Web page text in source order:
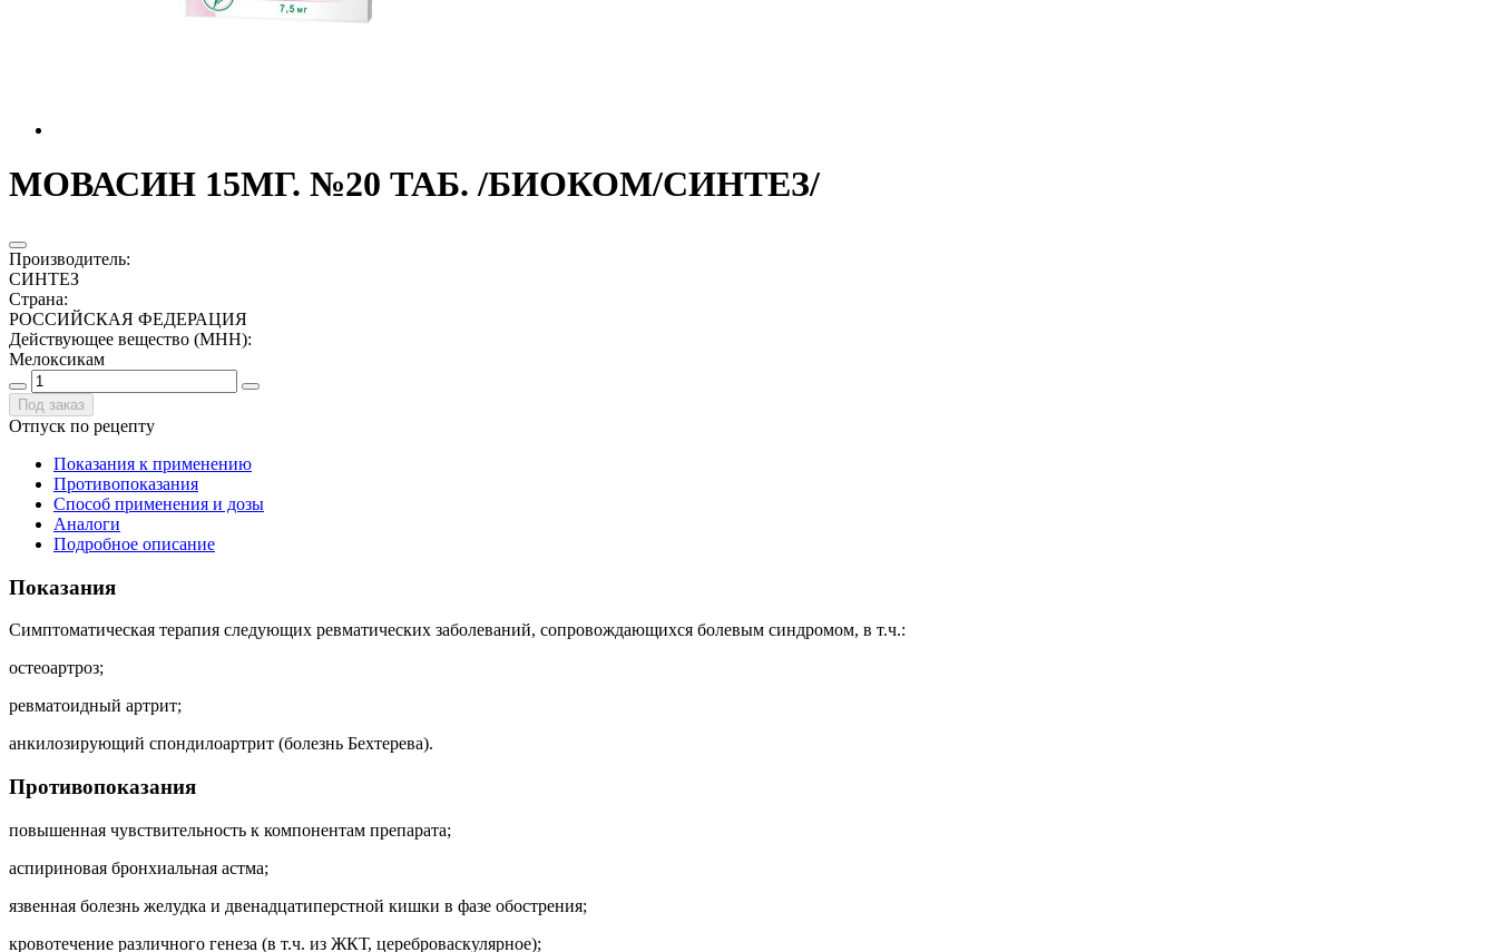
МОВАСИН 15МГ. №20 ТАБ. /БИОКОМ/СИНТЕЗ/
Производитель:
СИНТЕЗ
Страна:
РОССИЙСКАЯ ФЕДЕРАЦИЯ
Действующее вещество (МНН):
Мелоксикам
Под заказ
Отпуск по рецепту
Показания к применению
Противопоказания
Способ применения и дозы
Аналоги
Подробное описание
Показания
Симптоматическая терапия следующих ревматических заболеваний, сопровождающихся болевым синдромом, в т.ч.:
остеоартроз;
ревматоидный артрит;
анкилозирующий спондилоартрит (болезнь Бехтерева).
Противопоказания
повышенная чувствительность к компонентам препарата;
аспириновая бронхиальная астма;
язвенная болезнь желудка и двенадцатиперстной кишки в фазе обострения;
кровотечение различного генеза (в т.ч. из ЖКТ, цереброваскулярное);